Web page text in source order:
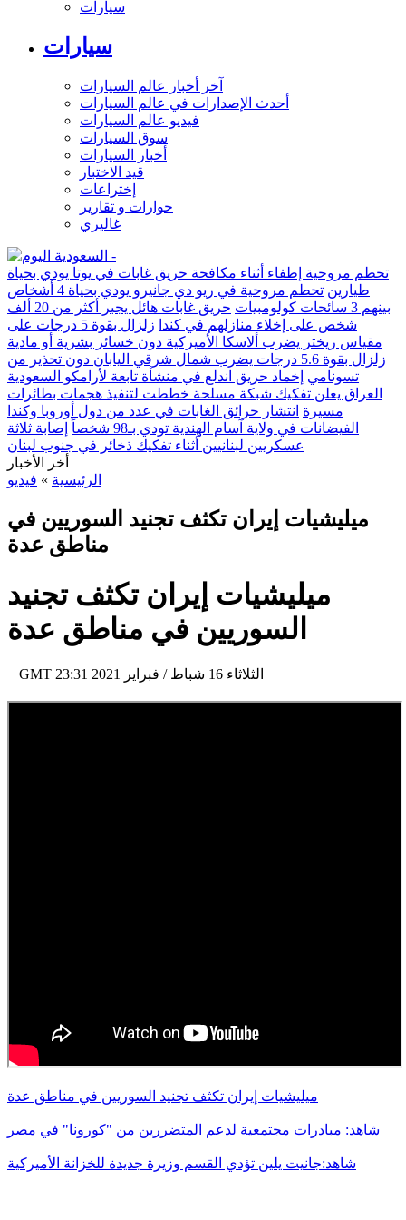
سيارات
سيارات
آخر أخبار عالم السيارات
أحدث الإصدارات في عالم السيارات
فيديو عالم السيارات
سوق السيارات
أخبار السيارات
قيد الاختبار
إختراعات
حوارات و تقارير
غاليري
تحطم مروحية إطفاء أثناء مكافحة حريق غابات في يوتا يودي بحياة
طيارين
تحطم مروحية في ريو دي جانيرو يودي بحياة 4 أشخاص
بينهم 3 سائحات كولومبيات
حريق غابات هائل يجبر أكثر من 20 ألف
شخص على إخلاء منازلهم في كندا
زلزال بقوة 5 درجات على
مقياس ريختر يضرب ألاسكا الأميركية دون خسائر بشرية أو مادية
زلزال بقوة 5.6 درجات يضرب شمال شرقي اليابان دون تحذير من
تسونامي إخماد حريق اندلع في منشأة تابعة لأرامكو السعودية
العراق يعلن تفكيك شبكة مسلحة خططت لتنفيذ هجمات بطائرات
مسيرة انتشار حرائق الغابات في عدد من دول أوروبا وكندا
الفيضانات في ولاية آسام الهندية تودي بـ98 شخصاً
إصابة ثلاثة
عسكريين لبنانيين أثناء تفكيك ذخائر في جنوب لبنان
أخر الأخبار
الرئيسية » فيديو
ميليشيات إيران تكثف تجنيد السوريين في
مناطق عدة
ميليشيات إيران تكثف تجنيد
السوريين في مناطق عدة
GMT 23:31 2021 الثلاثاء 16 شباط / فبراير
ميليشيات إيران تكثف تجنيد السوريين في مناطق عدة
شاهد: مبادرات مجتمعية لدعم المتضررين من "كورونا" في مصر
شاهد:جانيت يلين تؤدي القسم وزيرة جديدة للخزانة الأميركية